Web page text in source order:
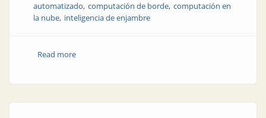
automatizado computación de borde computación en
la nube inteligencia de enjambre
Read moreabout Cómo marcar una diferencia real con la